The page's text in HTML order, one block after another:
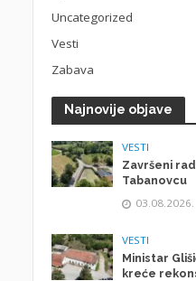
Uncategorized
Vesti
Zabava
Najnovije objave
VESTI
Završeni
Tabanovcu
03.08.2026.
VESTI
Ministar
kreće